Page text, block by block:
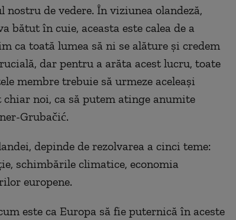
de vedere. În viziunea olandeză,
bătut în cuie, aceasta este calea de a
ca toată lumea să ni se alăture şi credem
dar pentru a arăta acest lucru, toate
membre trebuie să urmeze aceleaşi
noi, ca să putem atinge anumite
Grubačić.
depinde de rezolvarea a cinci teme:
schimbările climatice, economia
europene.
este ca Europa să fie puternică în aceste